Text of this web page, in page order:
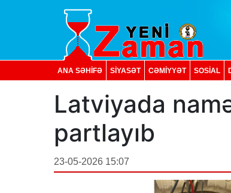
ANA SƏHİFƏ SİYASƏT CƏMİYYƏT SOSIAL
Latviyada
partlayıb
23-05-2026 15:07